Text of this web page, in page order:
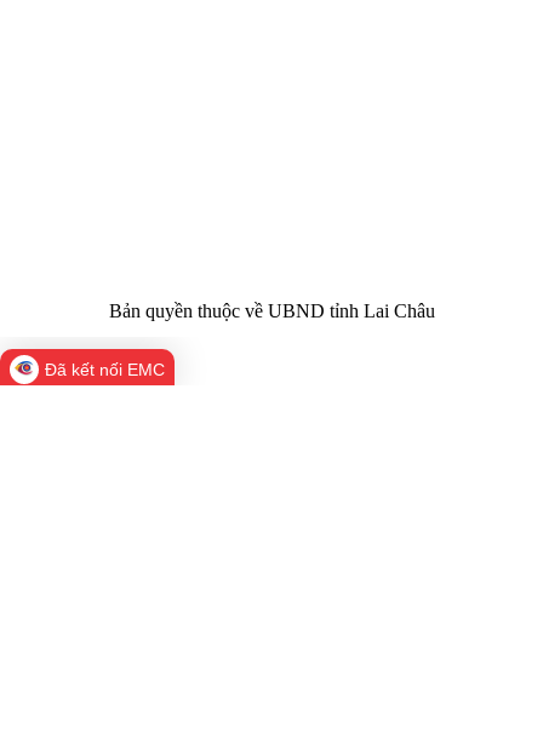
Bản quyền thuộc về UBND tỉnh Lai Châu
Đã kết nối EMC